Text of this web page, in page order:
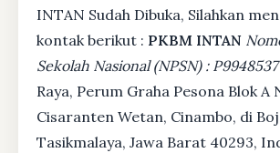
INTAN Sudah Dibuka, Silahkan
kontak berikut : PKBM INTAN
Sekolah Nasional (NPSN) : P9948537
Raya, Perum Graha Pesona Blok A
Cisaranten Wetan, Cinambo, di
Tasikmalaya, Jawa Barat 40293,